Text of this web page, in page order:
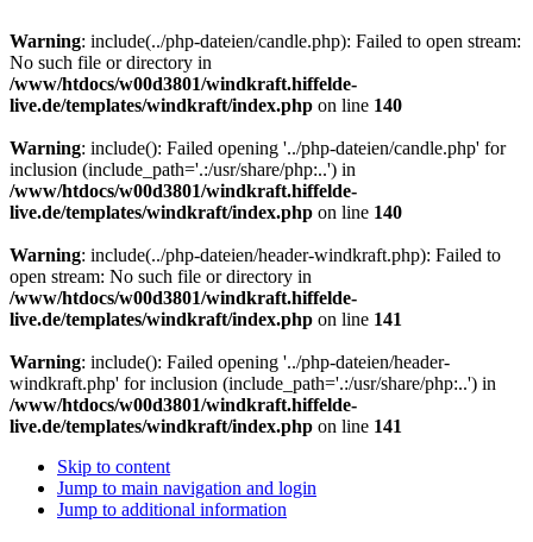
Warning: include(../php-dateien/candle.php): Failed to open stream:
No such file or directory in
/www/htdocs/w00d3801/windkraft.hiffelde-
live.de/templates/windkraft/index.php on line 140
Warning: include(): Failed opening '../php-dateien/candle.php' for
inclusion (include_path='.:/usr/share/php:..') in
/www/htdocs/w00d3801/windkraft.hiffelde-
live.de/templates/windkraft/index.php on line 140
Warning: include(../php-dateien/header-windkraft.php): Failed to
open stream: No such file or directory in
/www/htdocs/w00d3801/windkraft.hiffelde-
live.de/templates/windkraft/index.php on line 141
Warning: include(): Failed opening '../php-dateien/header-
windkraft.php' for inclusion (include_path='.:/usr/share/php:..') in
/www/htdocs/w00d3801/windkraft.hiffelde-
live.de/templates/windkraft/index.php on line 141
Skip to content
Jump to main navigation and login
Jump to additional information